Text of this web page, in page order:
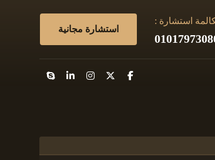
استشارة مجانية
استشارة :